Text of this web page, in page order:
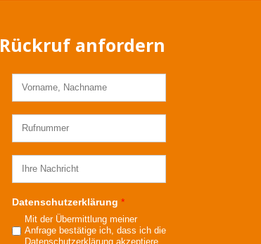
Rückruf anfordern
Datenschutzerklärung *
Mit der Übermittlung meiner
Anfrage bestätige ich, dass ich die
Datenschutzerklärung akzeptiere.